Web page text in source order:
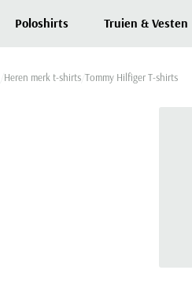
Poloshirts Truien & Vesten
Heren merk t-shirts Tommy Hilfiger T-shirts